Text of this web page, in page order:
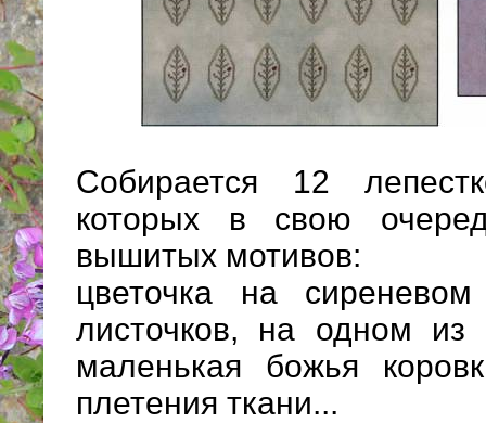
Собирается 12
которых в свою
вышитых мотивов:
цветочка на
листочков, на одном из
маленькая божья
плетения ткани...